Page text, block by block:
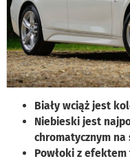
Biały wciąż jest
Niebieski jest
chromatycznym na
Powłoki z